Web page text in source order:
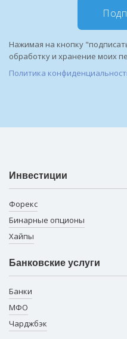
Нажимая на кнопку
обработку и хранение моих
Политика
Инвестиции
Форекс
Бинарные опционы
Хайпы
Банковские услуги
Банки
МФО
Чарджбэк